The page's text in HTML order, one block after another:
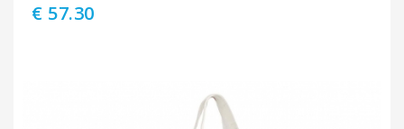
€ 57.30